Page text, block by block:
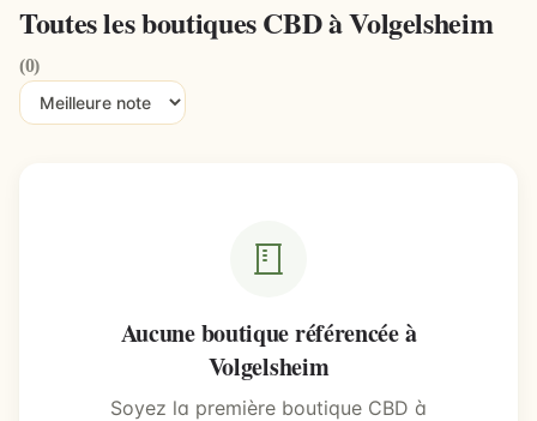
Toutes les boutiques CBD à Volgelsheim
(0)
Aucune boutique référencée à
Volgelsheim
Soyez la première boutique CBD à